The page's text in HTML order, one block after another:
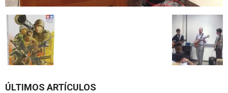
ÚLTIMOS ARTÍCULOS